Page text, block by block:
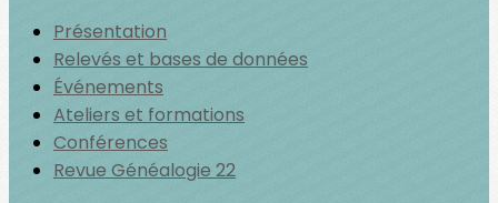
Présentation
Relevés et bases de données
Événements
Ateliers et formations
Conférences
Revue Généalogie 22